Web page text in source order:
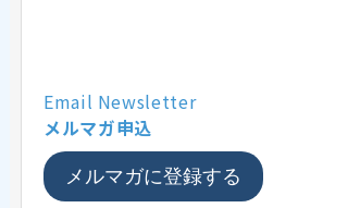
Email Newsletter
メルマガ申込
メルマガに登録する